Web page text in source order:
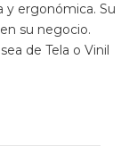
y ergonómica. Su
su negocio.
de Tela o Vinil